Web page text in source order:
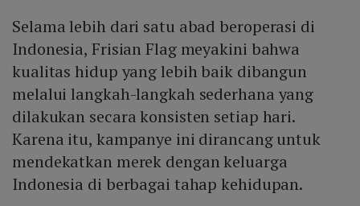
Selama lebih dari satu abad beroperasi di
Indonesia, Frisian Flag meyakini bahwa
kualitas hidup yang lebih baik dibangun
melalui langkah-langkah sederhana yang
dilakukan secara konsisten setiap hari.
Karena itu, kampanye ini dirancang untuk
mendekatkan merek dengan keluarga
Indonesia di berbagai tahap kehidupan.